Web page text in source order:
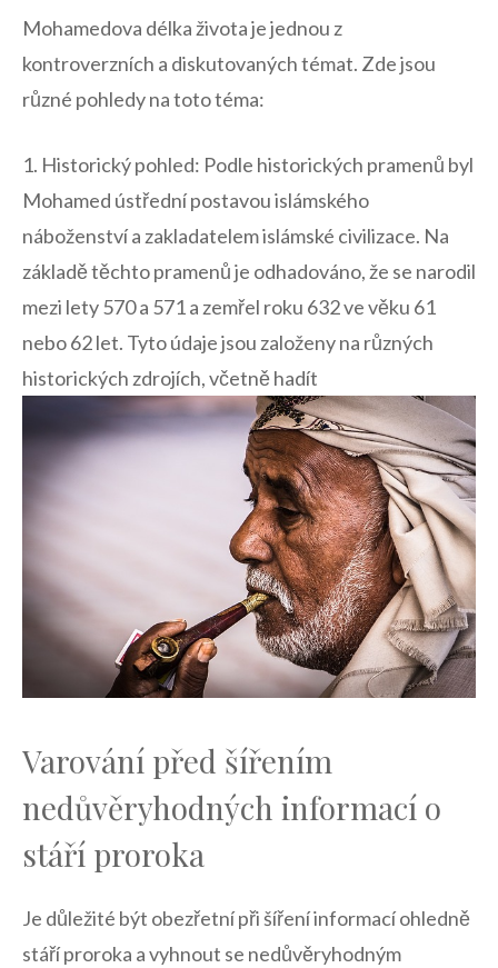
Mohamedova délka života je⁣ jednou ⁤z
kontroverzních a​ diskutovaných témat. ‍Zde jsou⁤
různé pohledy na‍ toto ‌téma:
1. ⁤Historický pohled: Podle historických pramenů ​byl
Mohamed ústřední postavou islámského
náboženství a zakladatelem islámské civilizace.⁢ Na
základě těchto​ pramenů je odhadováno, že se narodil
mezi⁢ lety 570 a 571 a zemřel⁣ roku‌ 632 ve věku⁣ 61
nebo ⁤62 let. ⁢Tyto údaje ‍jsou založeny na různých
⁣historických zdrojích, včetně hadít
Varování před šířením
nedůvěryhodných informací o
stáří proroka
Je důležité být obezřetní při šíření‌ informací ohledně‌
stáří proroka a vyhnout‍ se‌ nedůvěryhodným